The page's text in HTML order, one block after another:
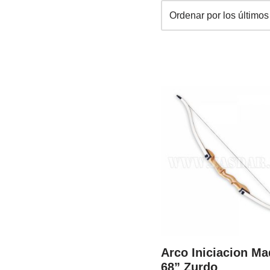
Arco Iniciacion
68” Zurdo